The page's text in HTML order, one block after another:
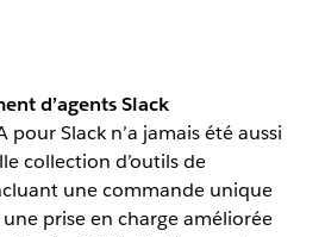
d’agents Slack
pour Slack n’a jamais été aussi
collection d’outils de
une commande unique
une prise en charge améliorée